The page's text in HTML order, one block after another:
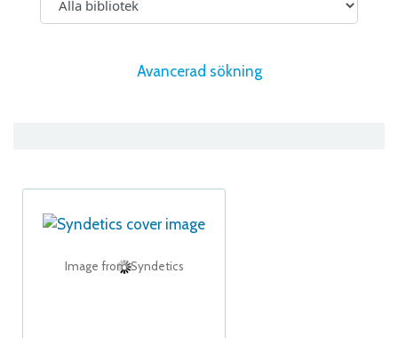
Avancerad sökning
Image from Syndetics